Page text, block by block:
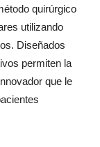
quirúrgico
utilizando
Diseñados
permiten la
que le